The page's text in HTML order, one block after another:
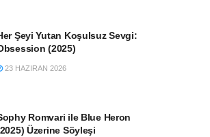
Şeyi Yutan Koşulsuz Sevgi:
(2025)
23 HAZIRAN 2026
Romvari ile Blue Heron
Üzerine Söyleşi